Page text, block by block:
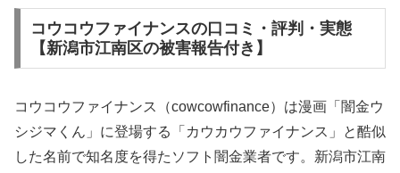
コウコウファイナンスの口コミ・評判・実態
【新潟市江南区の被害報告付き】
コウコウファイナンス（cowcowfinance）は漫画「闇金ウ
シジマくん」に登場する「カウカウファイナンス」と酷似
した名前で知名度を得たソフト闇金業者です。新潟市江南